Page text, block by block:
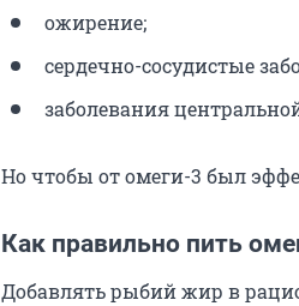
ожирение;
сердечно-сосудистые
заболевания
Но чтобы от омеги-3 был
Как правильно пить
Добавлять рыбий жир в